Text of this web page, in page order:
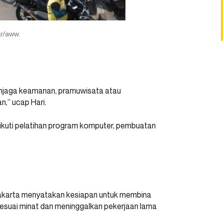
aww.
keamanan, pramuwisata atau
ucap Hari.
pelatihan program komputer, pembuatan
menyatakan kesiapan untuk membina
minat dan meninggalkan pekerjaan lama